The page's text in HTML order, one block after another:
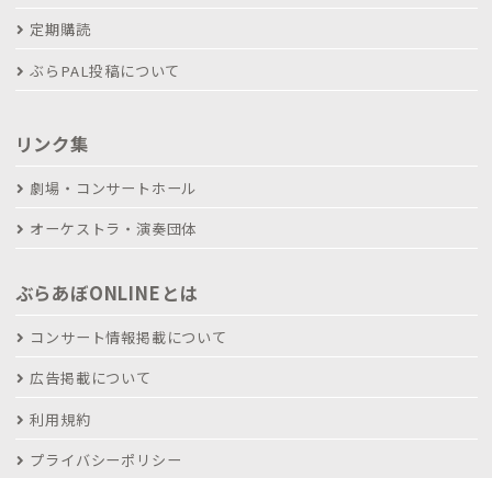
定期購読
ぶらPAL投稿について
リンク集
劇場・コンサートホール
オーケストラ・演奏団体
ぶらあぼONLINEとは
コンサート情報掲載について
広告掲載について
利用規約
プライバシーポリシー